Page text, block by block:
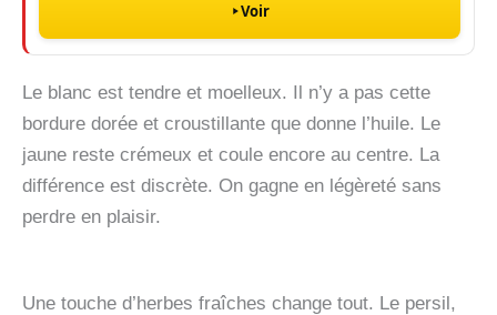
Voir
Le blanc est tendre et moelleux. Il n’y a pas cette
bordure dorée et croustillante que donne l’huile. Le
jaune reste crémeux et coule encore au centre. La
différence est discrète. On gagne en légèreté sans
perdre en plaisir.
Une touche d’herbes fraîches change tout. Le persil,